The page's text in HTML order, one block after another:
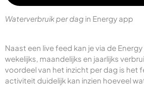
Waterverbruik per dag in Energy app
Naast een live feed kan je via de
wekelijks, maandelijks en jaarlijks
voordeel van het inzicht per dag is het
activiteit duidelijk kan inzien hoeveel